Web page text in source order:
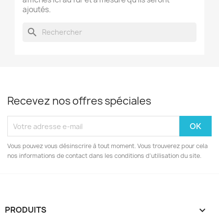
ajoutés.
search
Recevez nos offres spéciales
Vous pouvez vous désinscrire à tout moment. Vous trouverez pour cela
nos informations de contact dans les conditions d'utilisation du site.
PRODUITS 